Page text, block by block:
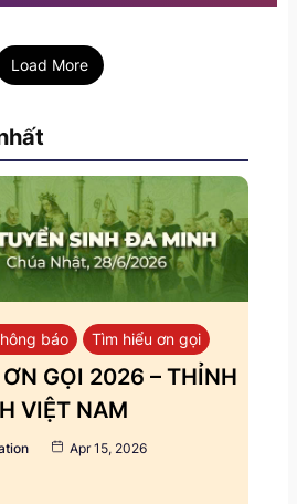
Load More
báo Tìm hiểu ơn gọi
GỌI 2026 – THỈNH
VIỆT NAM
Apr 15, 2026